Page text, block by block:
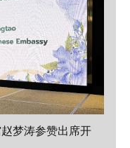
梦涛参赞出席开